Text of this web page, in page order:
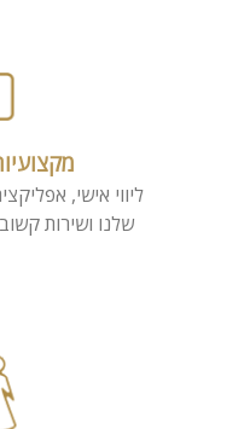
ליווי אישי,
שלנו ושירות